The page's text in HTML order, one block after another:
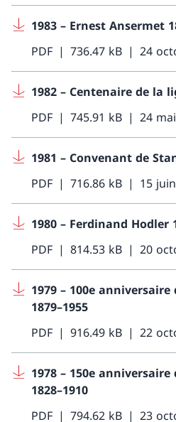
1983 – Ernest Ansermet
PDF
736.47 kB 24
1982 – Centenaire de la
PDF
745.91 kB 24
1981 – Convenant de
PDF
716.86 kB 15
1980 – Ferdinand Hodler
PDF
814.53 kB 20
1979 – 100e
1879–1955
PDF
916.49 kB 22
1978 – 150e
1828–1910
PDF
794.62 kB 23